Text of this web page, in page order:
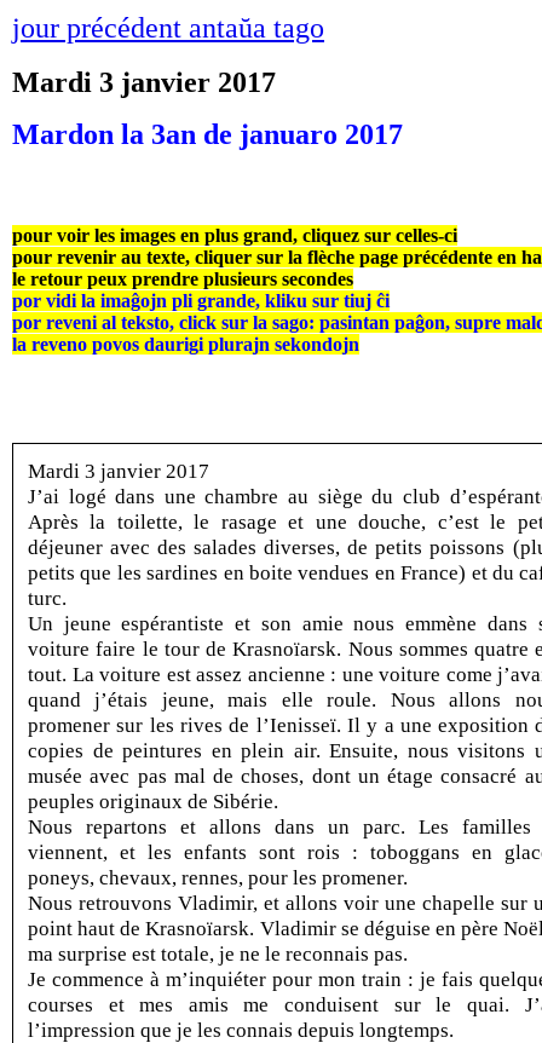
jour précédent antaŭa tago
Mardi 3 janvier 2017
Mardon la 3an de januaro 2017
pour voir les images en plus grand, cliquez sur celles-ci
pour revenir au texte, cliquer sur la flèche page précédente en
le retour peux prendre plusieurs secondes
por vidi la imaĝojn pli grande, kliku sur tiuj ĉi
por reveni al teksto, click sur la sago: pasintan paĝon, supre
la reveno povos daurigi plurajn sekondojn
Mardi 3 janvier 2017
J’ai logé dans une chambre au siège du club
Après la toilette, le rasage et une douche, c’est le
déjeuner avec des salades diverses, de petits poissons
petits que les sardines en boite vendues en France) et du
turc.
Un jeune espérantiste et son amie nous emmène dans
voiture faire le tour de Krasnoïarsk. Nous sommes quatre
tout. La voiture est assez ancienne : une voiture come
quand j’étais jeune, mais elle roule. Nous allons
promener sur les rives de l’Ienisseï. Il y a une exposition
copies de peintures en plein air. Ensuite, nous visitons
musée avec pas mal de choses, dont un étage consacré
peuples originaux de Sibérie.
Nous repartons et allons dans un parc. Les
viennent, et les enfants sont rois : toboggans en
poneys, chevaux, rennes, pour les promener.
Nous retrouvons Vladimir, et allons voir une chapelle sur
point haut de Krasnoïarsk. Vladimir se déguise en père
ma surprise est totale, je ne le reconnais pas.
Je commence à m’inquiéter pour mon train : je fais
courses et mes amis me conduisent sur le quai.
l’impression que je les connais depuis longtemps.